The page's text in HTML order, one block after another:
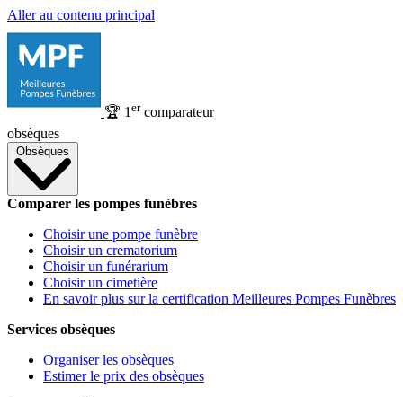
Aller au contenu principal
🏆 1 ercomparateur
obsèques
Obsèques
Comparer les pompes funèbres
Choisir une pompe funèbre
Choisir un crematorium
Choisir un funérarium
Choisir un cimetière
En savoir plus sur la certification Meilleures Pompes Funèbres
Services obsèques
Organiser les obsèques
Estimer le prix des obsèques